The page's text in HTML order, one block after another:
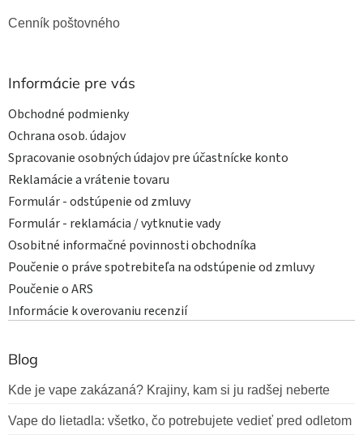
Cenník poštovného
Informácie pre vás
Obchodné podmienky
Ochrana osob. údajov
Spracovanie osobných údajov pre účastnícke konto
Reklamácie a vrátenie tovaru
Formulár - odstúpenie od zmluvy
Formulár - reklamácia / vytknutie vady
Osobitné informačné povinnosti obchodníka
Poučenie o práve spotrebiteľa na odstúpenie od zmluvy
Poučenie o ARS
Informácie k overovaniu recenzií
Blog
Kde je vape zakázaná? Krajiny, kam si ju radšej neberte
Vape do lietadla: všetko, čo potrebujete vedieť pred odletom